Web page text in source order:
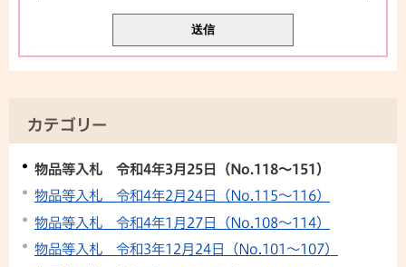
カテゴリー
物品等入札 令和4年3月25日（No.118～151）
物品等入札 令和4年2月24日（No.115～116）
物品等入札 令和4年1月27日（No.108～114）
物品等入札 令和3年12月24日（No.101～107）